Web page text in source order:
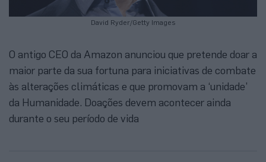
David Ryder/Getty Images
O antigo CEO da Amazon anunciou que pretende doar a
maior parte da sua fortuna para iniciativas de combate
às alterações climáticas e que promovam a ‘unidade’
da Humanidade. Doações devem acontecer ainda
durante o seu período de vida